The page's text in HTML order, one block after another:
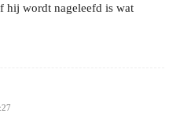
hij wordt nageleefd is wat